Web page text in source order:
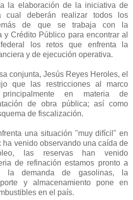
la elaboración de la iniciativa de
cual deberán realizar todos los
de que se trabaja con la
y Crédito Público para encontrar al
los retos que enfrenta la
y de ejecución operativa.
conjunta, Jesús Reyes Heroles, el
que las restricciones al marco
en materia de
de obra pública; así como
de fiscalización.
una situación "muy difícil" en
ha venido observando una caída de
las reservas han venido
de refinación estamos pronto a
la demanda de gasolinas, la
y almacenamiento pone en
en el país.